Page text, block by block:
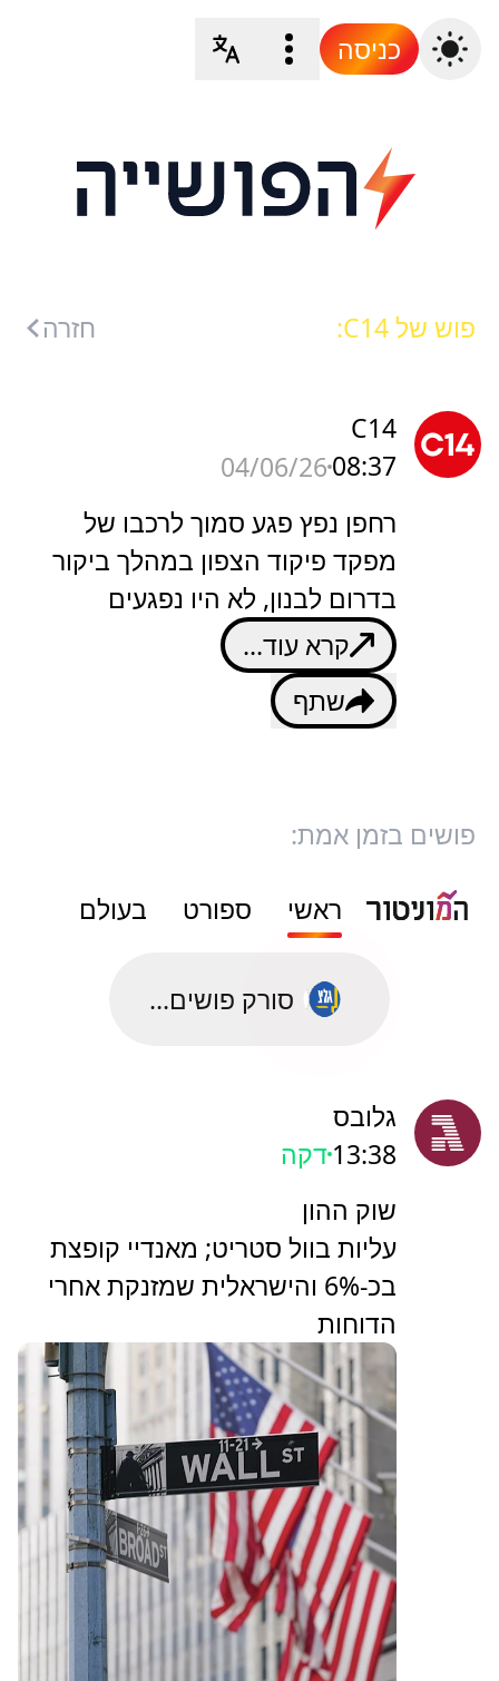
כניסה
פוש של C14: חזרה
C14
08:37
04/06/26
רחפן נפץ פגע סמוך לרכבו של
מפקד פיקוד הצפון במהלך ביקור
בדרום לבנון, לא היו נפגעים
קרא עוד...
שתף
פושים בזמן אמת:
ראשי ספורט בעולם
סורק פושים...
גלובס
13:38דקה
שוק ההון
עליות בוול סטריט; מאנדיי קופצת
בכ-6% והישראלית שמזנקת אחרי
הדוחות